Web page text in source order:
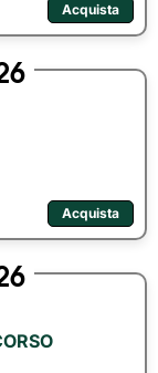
Acquista
Acquista